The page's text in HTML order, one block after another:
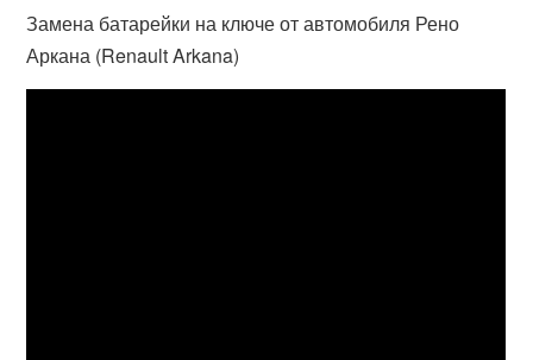
Замена батарейки на ключе от автомобиля Рено
Аркана (Renault Arkana)